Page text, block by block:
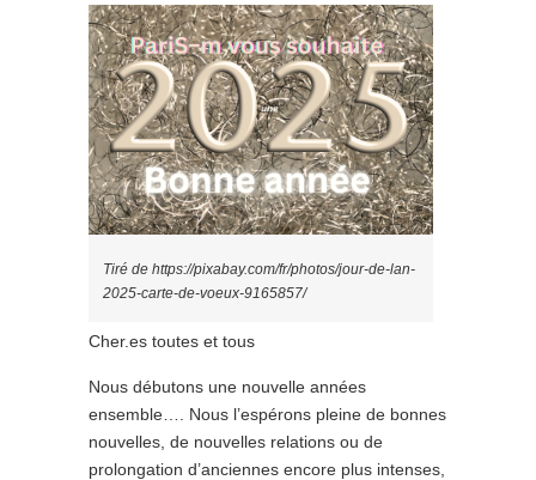
Tiré de https://pixabay.com/fr/photos/jour-de-lan-
2025-carte-de-voeux-9165857/
Cher.es toutes et tous
Nous débutons une nouvelle années
ensemble…. Nous l’espérons pleine de bonnes
nouvelles, de nouvelles relations ou de
prolongation d’anciennes encore plus intenses,